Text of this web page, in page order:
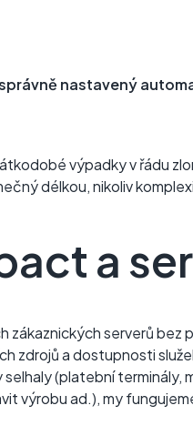
nastavený
výpadky v řádu
délkou, nikoliv
a
zákaznických serverů
zdrojů a dostupnosti
(platební terminály,
výrobu ad.), my